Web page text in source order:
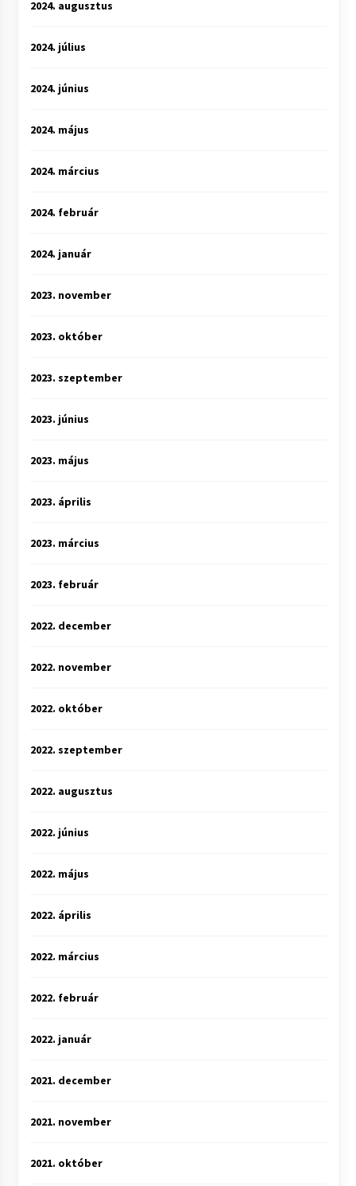
2024. augusztus
2024. július
2024. június
2024. május
2024. március
2024. február
2024. január
2023. november
2023. október
2023. szeptember
2023. június
2023. május
2023. április
2023. március
2023. február
2022. december
2022. november
2022. október
2022. szeptember
2022. augusztus
2022. június
2022. május
2022. április
2022. március
2022. február
2022. január
2021. december
2021. november
2021. október